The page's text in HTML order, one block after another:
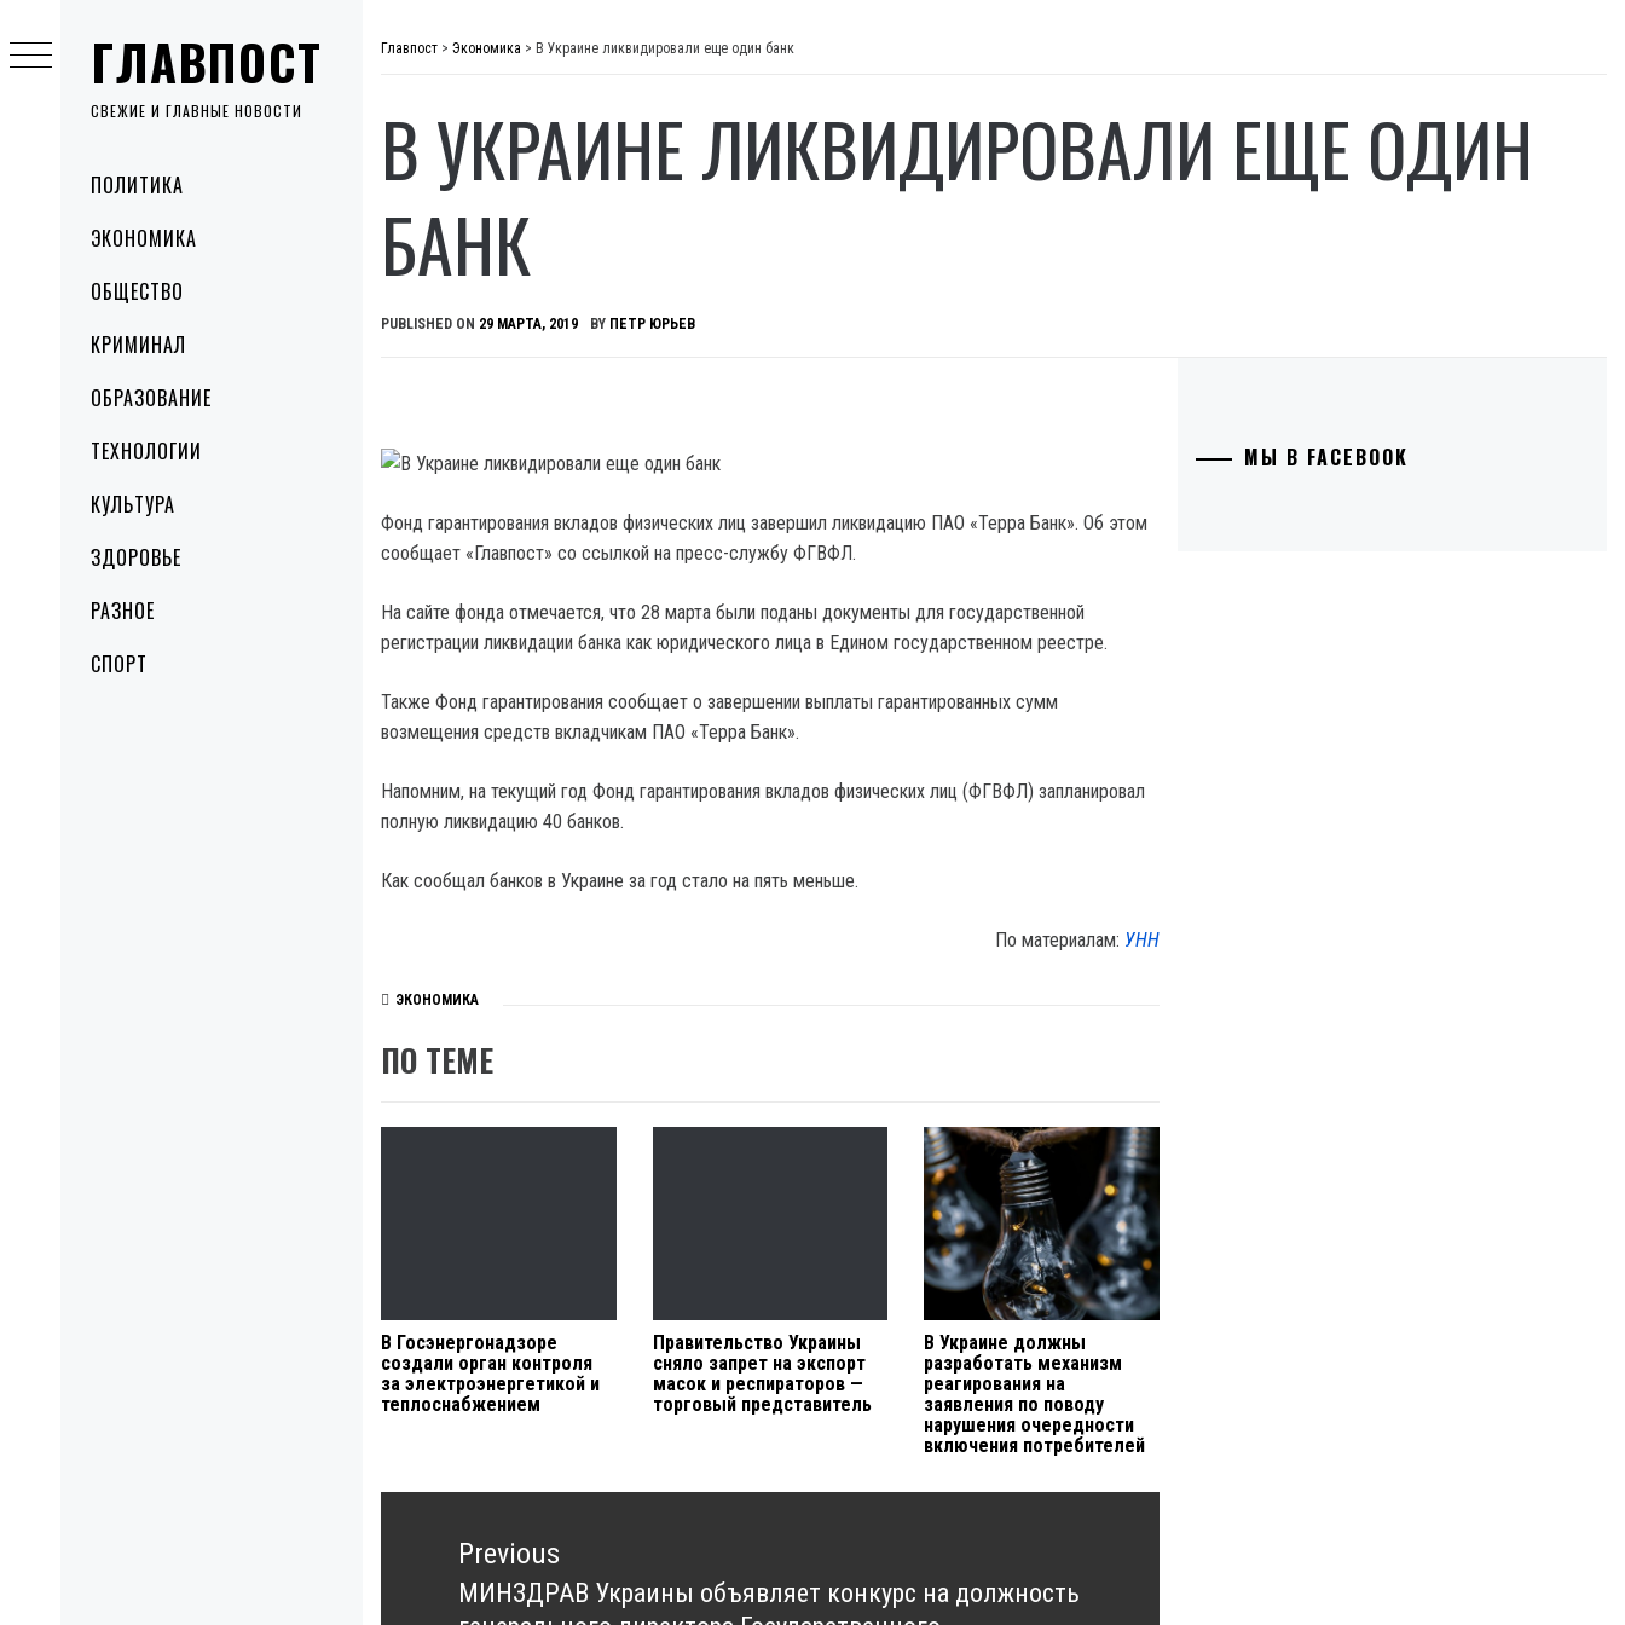
ГЛАВПОСТ
СВЕЖИЕ И ГЛАВНЫЕ НОВОСТИ
MenuПОЛИТИКА
ЭКОНОМИКА
ОБЩЕСТВО
КРИМИНАЛ
ОБРАЗОВАНИЕ
ТЕХНОЛОГИИ
КУЛЬТУРА
ЗДОРОВЬЕ
РАЗНОЕ
СПОРТ
to
content
Главпост > Экономика > В Украине ликвидировали еще один банк
В УКРАИНЕ ЛИКВИДИРОВАЛИ ЕЩЕ ОДИН
БАНК
PUBLISHED ON 29 МАРТА, 2019 BY ПЕТР ЮРЬЕВ
Фонд гарантирования вкладов физических лиц завершил ликвидацию ПАО «Терра Банк». Об этом
сообщает «Главпост» со ссылкой на пресс-службу ФГВФЛ.
На сайте фонда отмечается, что 28 марта были поданы документы для государственной
регистрации ликвидации банка как юридического лица в Едином государственном реестре.
Также Фонд гарантирования сообщает о завершении выплаты гарантированных сумм
возмещения средств вкладчикам ПАО «Терра Банк».
Напомним, на текущий год Фонд гарантирования вкладов физических лиц (ФГВФЛ) запланировал
полную ликвидацию 40 банков.
Как сообщал банков в Украине за год стало на пять меньше.
По материалам: УНН
ЭКОНОМИКА
ПО ТЕМЕ
В Госэнергонадзоре
создали орган контроля
за электроэнергетикой и
теплоснабжением
Правительство Украины
сняло запрет на экспорт
масок и респираторов —
торговый представитель
В Украине должны
разработать механизм
реагирования на
заявления по поводу
нарушения очередности
включения потребителей
Навигация
записямPrevious
Previous
МИНЗДРАВ Украины объявляет конкурс на должность
МЫ В FACEBOOK